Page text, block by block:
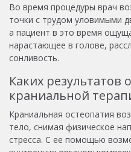
Во время процедуры врач
точки с трудом уловимыми
а пациент в это время
нарастающее в голове,
сонливость.
Каких результатов
краниальной
Краниальная остеопатия
тело, снимая физическое
стресса. С ее помощью